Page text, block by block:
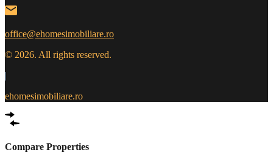
office@ehomesimobiliare.ro
© 2026. All rights reserved.
|
ehomesimobiliare.ro
Compare Properties